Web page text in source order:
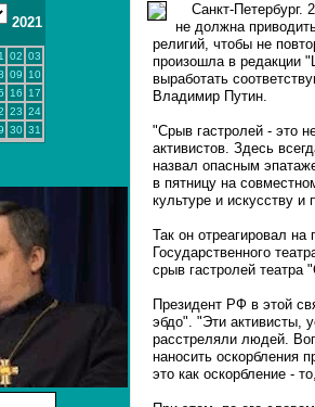
2021
02 03
09
10
16
17
23 24
30 31
Санкт-
не должна
религий, чтобы не
произошла в редакции
выработать
Владимир Путин.
"Срыв гастролей - это
активистов. Здесь
назвал опасным
в пятницу на
культуре и искусству и
Так он отреагировал на
Государственного
срыв гастролей театра
Президент РФ в этой
эбдо". "Эти активисты,
расстреляли людей.
наносить оскорбления
это как оскорбление -